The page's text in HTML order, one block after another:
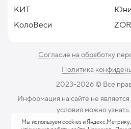
КИТ
КолоВеси
Согласие на обработку
Политика
2023-2026 ©️ Все
Информация на сайте не
условия можно
Мы используем cookies и Яндекс.Метрику